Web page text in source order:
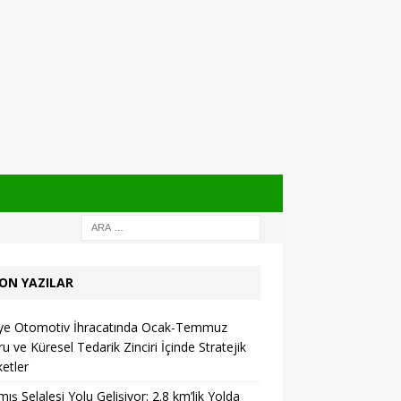
YAZILAR
Otomotiv İhracatında Ocak-Temmuz
ve Küresel Tedarik Zinciri İçinde Stratejik
Şelalesi Yolu Gelişiyor: 2.8 km’lik Yolda